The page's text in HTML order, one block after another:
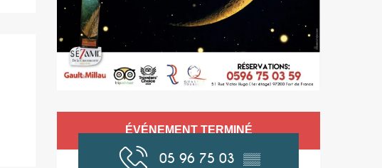
Ouverture et
ÉVÉNEMENT TERMINÉ
05 96 75 03 ▒▒